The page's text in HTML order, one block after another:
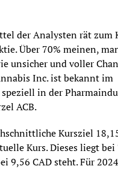
der Analysten rät zum
Über 70% meinen,
unsicher und voller
Inc. ist bekannt im
in der
ACB.
Kursziel
Kurs. Dieses liegt bei
9,56 CAD steht. Für